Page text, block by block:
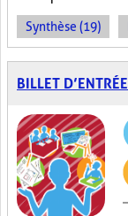
Synthèse (19)
BILLET D’ENTRÉE